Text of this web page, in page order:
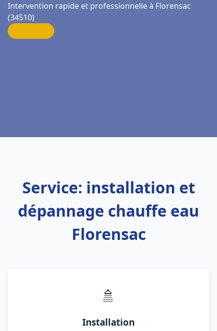
Intervention rapide et professionnelle à Florensac
(34510)
Service: installation et
dépannage chauffe eau
Florensac
🚿
Installation